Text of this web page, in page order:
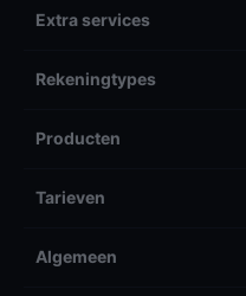
Extra services
Rekeningtypes
Producten
Tarieven
Algemeen